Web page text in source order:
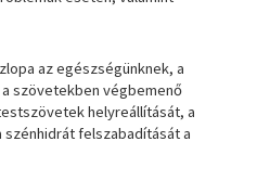
az egészségünknek, a
szövetekben végbemenő
helyreállítását, a
felszabadítását a